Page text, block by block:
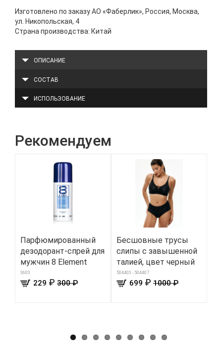
Изготовлено по заказу АО «Фаберлик», Россия, Москва,
ул. Никопольская, 4
Страна производства: Китай
ОПИСАНИЕ
СОСТАВ
ИСПОЛЬЗОВАНИЕ
Рекомендуем
Парфюмированный
дезодорант-спрей для
мужчин 8 Element
3603
229 ₽ 300 ₽
Бесшовные трусы
слипы с завышенной
талией, цвет черный
504403 - 504407
699 ₽ 1000 ₽